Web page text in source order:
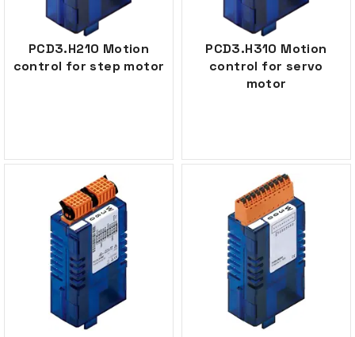
PCD3.H210 Motion
control for step motor
PCD3.H310 Motion
control for servo
motor